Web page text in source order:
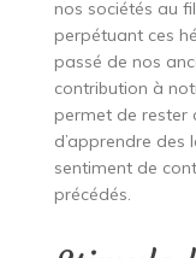
nos sociétés au
perpétuant ces
passé de nos
contribution à
permet de rester
d’apprendre des
sentiment de
précédés.